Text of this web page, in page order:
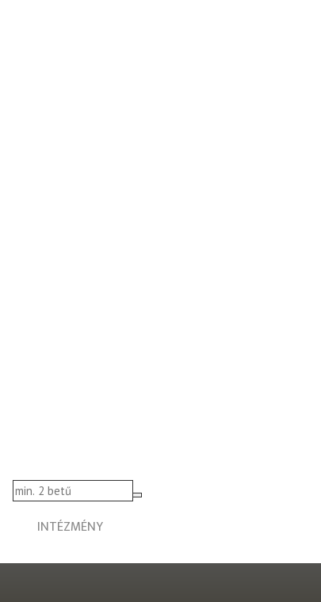
INTÉZMÉNY